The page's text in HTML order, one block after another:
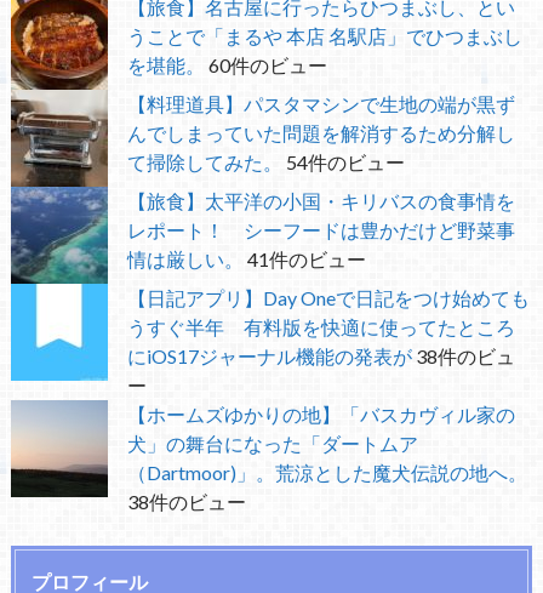
【旅食】名古屋に行ったらひつまぶし、とい
うことで「まるや 本店 名駅店」でひつまぶし
を堪能。
60件のビュー
【料理道具】パスタマシンで生地の端が黒ず
んでしまっていた問題を解消するため分解し
て掃除してみた。
54件のビュー
【旅食】太平洋の小国・キリバスの食事情を
レポート！ シーフードは豊かだけど野菜事
情は厳しい。
41件のビュー
【日記アプリ】Day Oneで日記をつけ始めても
うすぐ半年 有料版を快適に使ってたところ
にiOS17ジャーナル機能の発表が 38件のビュ
ー
【ホームズゆかりの地】「バスカヴィル家の
犬」の舞台になった「ダートムア
（Dartmoor)」。荒涼とした魔犬伝説の地へ。
38件のビュー
プロフィール